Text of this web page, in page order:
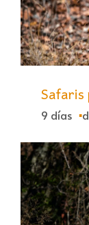
9 días